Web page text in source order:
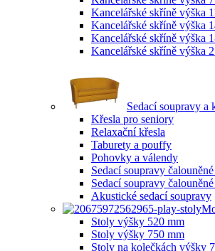
Kancelářské skříně výška
Kancelářské skříně výška
Kancelářské skříně výška
Kancelářské skříně výška
Sedací soupravy a
Křesla pro seniory
Relaxační křesla
Taburety a pouffy
Pohovky a válendy
Sedací soupravy
Sedací soupravy
Akustické sedací soupravy
Stoly výšky 520 mm
Stoly výšky 750 mm
Stoly na kolečkách výšky